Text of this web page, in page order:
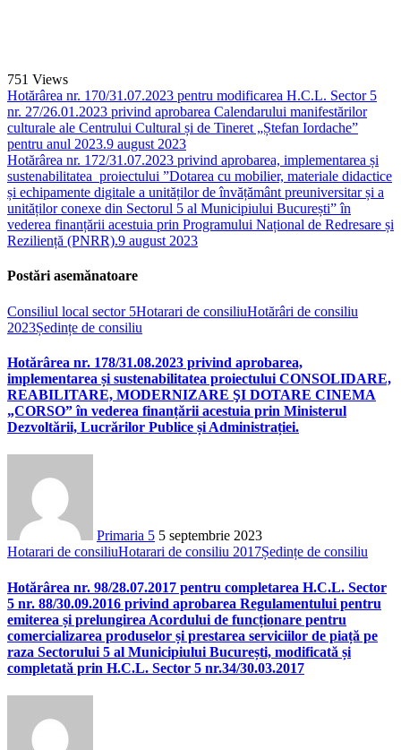
751 Views
Hotărârea nr. 170/31.07.2023 pentru modificarea H.C.L. Sector 5
nr. 27/26.01.2023 privind aprobarea Calendarului manifestărilor
culturale ale Centrului Cultural și de Tineret „Ștefan Iordache”
pentru anul 2023.9 august 2023
Hotărârea nr. 172/31.07.2023 privind aprobarea, implementarea și
sustenabilitatea proiectului ”Dotarea cu mobilier, materiale didactice
și echipamente digitale a unităților de învățământ preuniversitar și a
unităților conexe din Sectorul 5 al Municipiului București” în
vederea finanțării acestuia prin Programului Național de Redresare și
Reziliență (PNRR).9 august 2023
Postări asemănatoare
Consiliul local sector 5Hotarari de consiliuHotărâri de consiliu
2023Ședințe de consiliu
Hotărârea nr. 178/31.08.2023 privind aprobarea,
implementarea și sustenabilitatea proiectului CONSOLIDARE,
REABILITARE, MODERNIZARE ŞI DOTARE CINEMA
„CORSO” în vederea finanțării acestuia prin Ministerul
Dezvoltării, Lucrărilor Publice și Administrației.
Primaria 5 5 septembrie 2023
Hotarari de consiliuHotarari de consiliu 2017Ședințe de consiliu
Hotărârea nr. 98/28.07.2017 pentru completarea H.C.L. Sector
5 nr. 88/30.09.2016 privind aprobarea Regulamentului pentru
emiterea și prelungirea Acordului de funcționare pentru
comercializarea produselor și prestarea serviciilor de piață pe
raza Sectorului 5 al Municipiului București, modificată și
completată prin H.C.L. Sector 5 nr.34/30.03.2017